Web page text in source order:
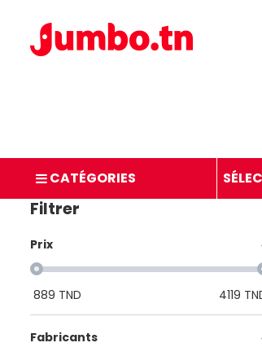
CATÉGORIES
Filtrer
Prix
889 TND 4119
Fabricants